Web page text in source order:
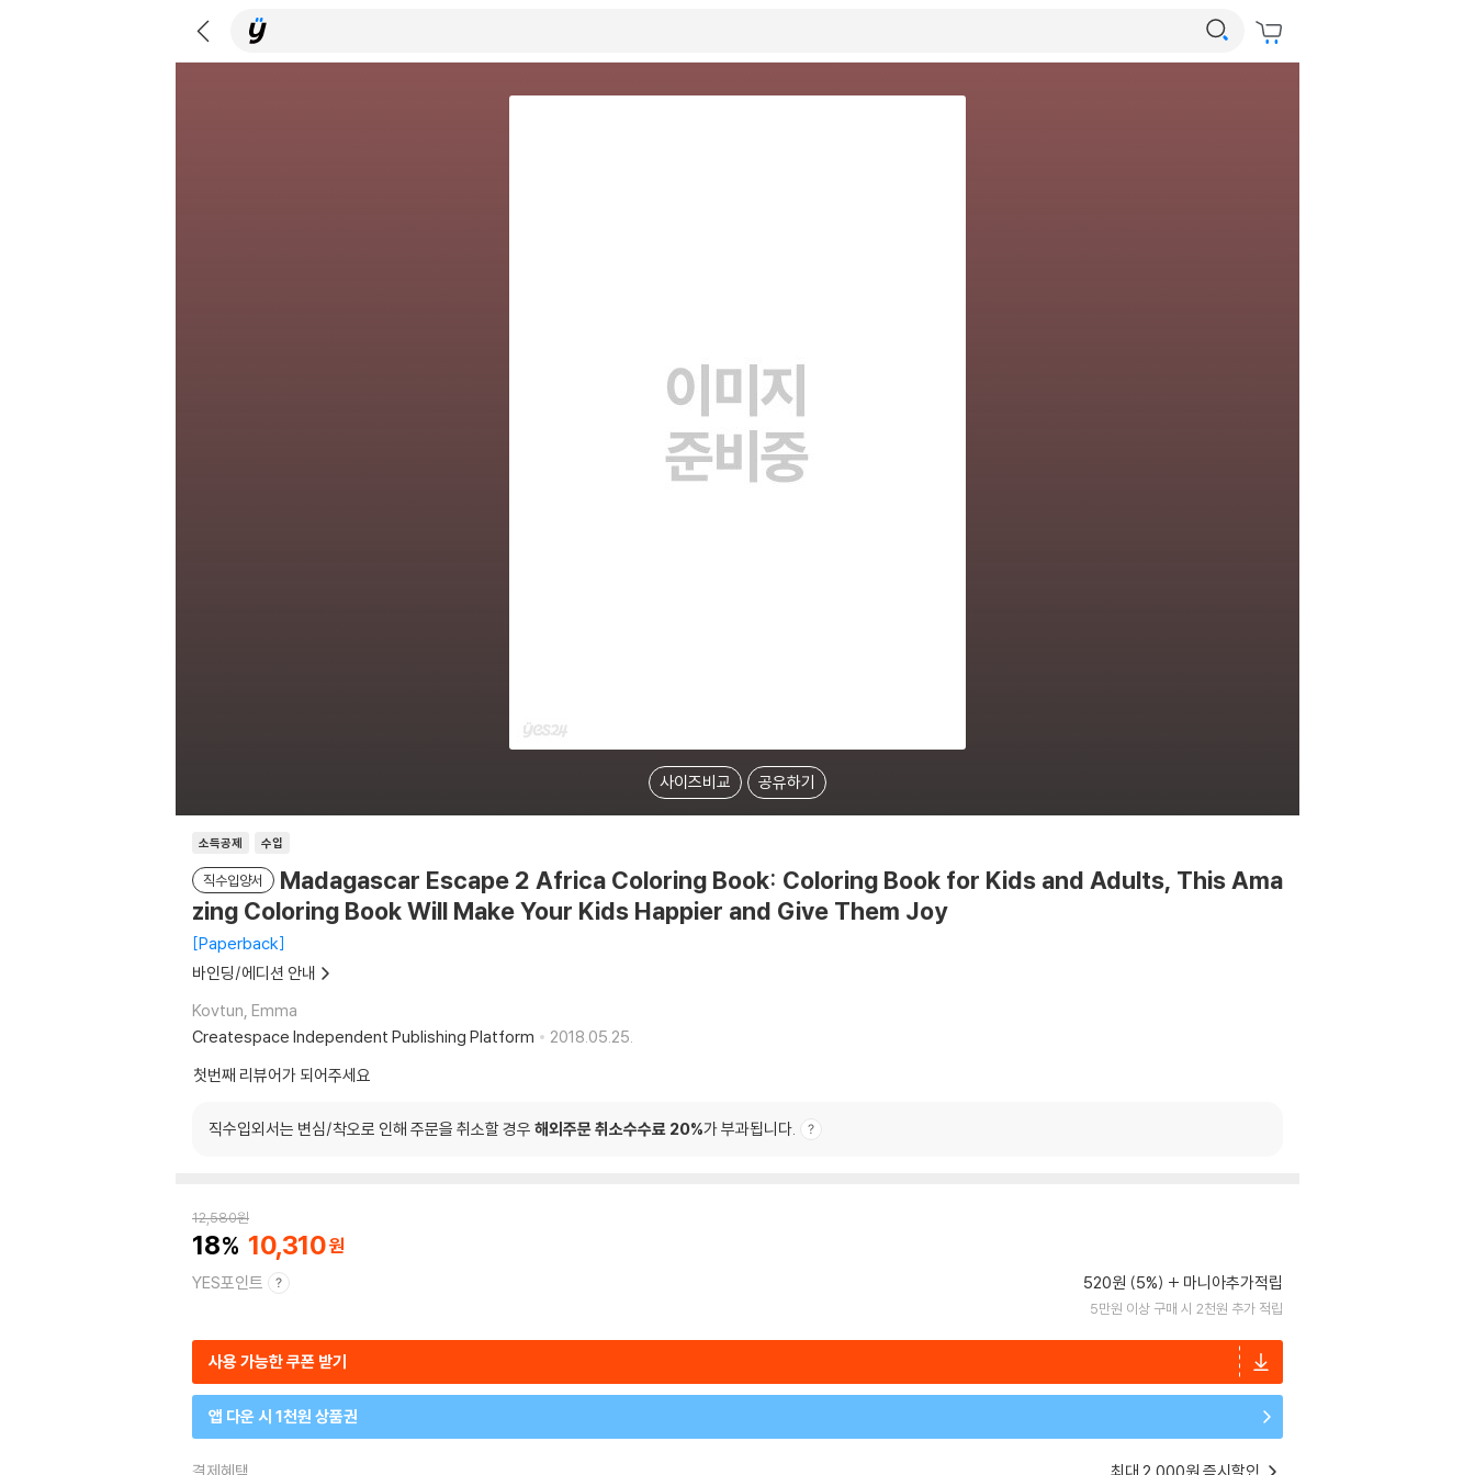
사이즈비교 공유하기
소득공제 수입
직수입양서
Madagascar Escape 2 Africa Coloring Book: Coloring Book for Kids and Adults, This Ama
zing Coloring Book Will Make Your Kids Happier and Give Them Joy
Paperback
바인딩/에디션 안내
Kovtun, Emma
Createspace Independent Publishing Platform
2018.05.25.
첫번째 리뷰어가 되어주세요
직수입외서는 변심/착오로 인해 주문을 취소할 경우 해외주문 취소수수료 20%가 부과됩니다.
12,580원
18 10,310
YES포인트 520원 (5%) 마니아추가적립
5만원 이상 구매 시 2천원 추가 적립
사용 가능한 쿠폰 받기
앱 다운 시 1천원 상품권